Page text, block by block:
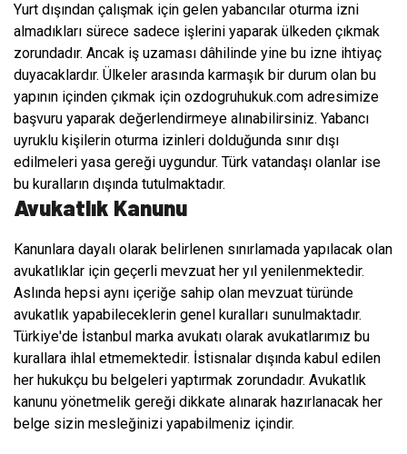
Yurt dışından çalışmak için gelen yabancılar oturma izni
almadıkları sürece sadece işlerini yaparak ülkeden çıkmak
zorundadır. Ancak iş uzaması dâhilinde yine bu izne ihtiyaç
duyacaklardır. Ülkeler arasında karmaşık bir durum olan bu
yapının içinden çıkmak için ozdogruhukuk.com adresimize
başvuru yaparak değerlendirmeye alınabilirsiniz. Yabancı
uyruklu kişilerin oturma izinleri dolduğunda sınır dışı
edilmeleri yasa gereği uygundur. Türk vatandaşı olanlar ise
bu kuralların dışında tutulmaktadır.
Avukatlık Kanunu
Kanunlara dayalı olarak belirlenen sınırlamada yapılacak olan
avukatlıklar için geçerli mevzuat her yıl yenilenmektedir.
Aslında hepsi aynı içeriğe sahip olan mevzuat türünde
avukatlık yapabileceklerin genel kuralları sunulmaktadır.
Türkiye'de İstanbul marka avukatı olarak avukatlarımız bu
kurallara ihlal etmemektedir. İstisnalar dışında kabul edilen
her hukukçu bu belgeleri yaptırmak zorundadır. Avukatlık
kanunu yönetmelik gereği dikkate alınarak hazırlanacak her
belge sizin mesleğinizi yapabilmeniz içindir.